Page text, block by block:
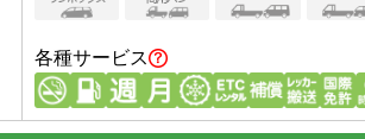
各種サービス